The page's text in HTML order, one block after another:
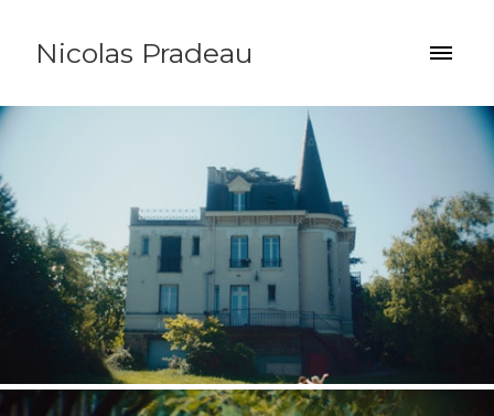
Nicolas Pradeau